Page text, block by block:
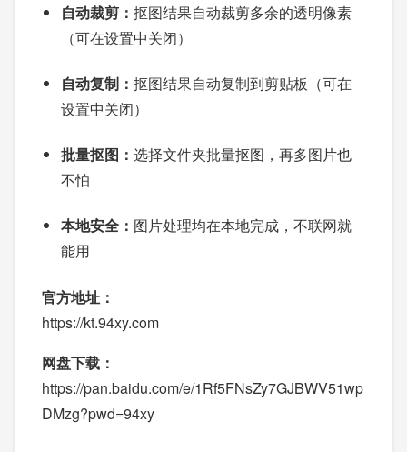
自动裁剪： 抠图结果自动裁剪多余的透明像素
（可在设置中关闭）
自动复制： 抠图结果自动复制到剪贴板（可在
设置中关闭）
批量抠图： 选择文件夹批量抠图，再多图片也
不怕
本地安全： 图片处理均在本地完成，不联网就
能用
官方地址：
https://kt.94xy.com
网盘下载：
https://pan.baidu.com/e/1Rf5FNsZy7GJBWV51wp
DMzg?pwd=94xy